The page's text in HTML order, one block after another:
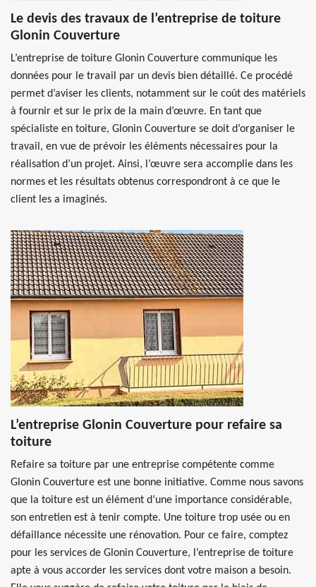
Le devis des travaux de l’entreprise de toiture
Glonin Couverture
L’entreprise de toiture Glonin Couverture communique les
données pour le travail par un devis bien détaillé. Ce procédé
permet d’aviser les clients, notamment sur le coût des matériels
à fournir et sur le prix de la main d’œuvre. En tant que
spécialiste en toiture, Glonin Couverture se doit d’organiser le
travail, en vue de prévoir les éléments nécessaires pour la
réalisation d’un projet. Ainsi, l’œuvre sera accomplie dans les
normes et les résultats obtenus correspondront à ce que le
client les a imaginés.
L’entreprise Glonin Couverture pour refaire sa
toiture
Refaire sa toiture par une entreprise compétente comme
Glonin Couverture est une bonne initiative. Comme nous savons
que la toiture est un élément d’une importance considérable,
son entretien est à tenir compte. Une toiture trop usée ou en
défaillance nécessite une rénovation. Pour ce faire, comptez
pour les services de Glonin Couverture, l’entreprise de toiture
apte à vous accorder les services dont votre maison a besoin.